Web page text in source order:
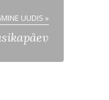
UUDIS »